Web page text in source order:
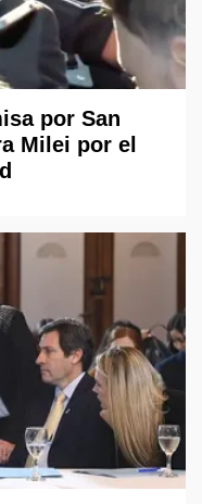
por San
Milei por el